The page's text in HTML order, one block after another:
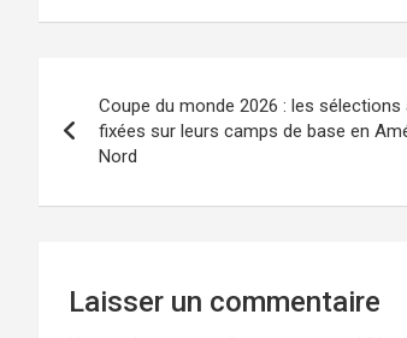
ce
o
o
st
d
o
ail ta
er
Coupe du monde 2026 : les sélections
fixées sur leurs camps de base en
Nord
Laisser un commentaire